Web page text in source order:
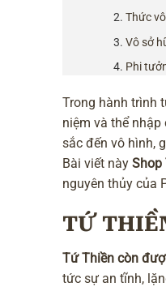
Thức
Vô sở
Phi
Trong hành trình
niệm và thể nhập
sắc đến vô hình,
Bài viết này Shop
nguyên thủy của
TỨ
Tứ Thiền còn
tức sự an tĩnh,